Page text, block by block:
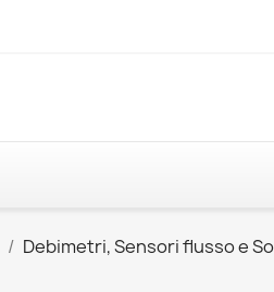
Debimetri, Sensori flusso e